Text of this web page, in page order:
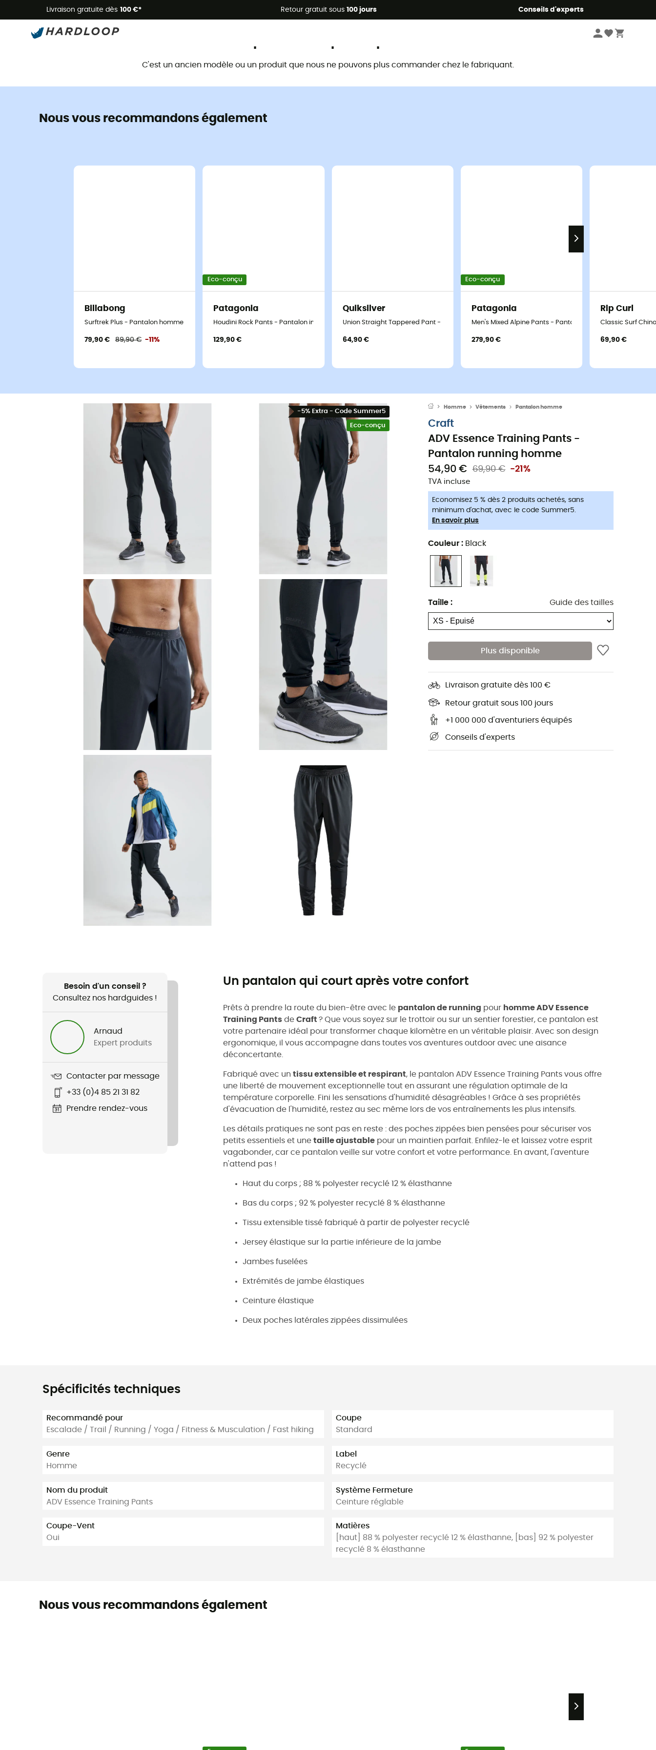
Livraison gratuite dès 100 €* Retour gratuit sous 100 jours Conseils d'experts
Promos d'été 🔥 -5 % EXTRA dès 2 produits* code Summer5
C'est un ancien modèle ou un produit que nous ne pouvons plus commander chez le fabriquant.
Nous vous recommandons également
Billabong
Surftrek Plus - Pantalon homme
79,90 € 89,90 € -11%
Eco-conçu
Patagonia
Houdini Rock Pants - Pantalon imperméable
129,90 €
Quiksilver
Union Straight Tappered Pant - Pantalon homme
64,90 €
Eco-conçu
Patagonia
Men's Mixed Alpine Pants - Pantalon alpinisme homme
279,90 €
Rip Curl
Classic Surf
69,90 €
-5% Extra - Code Summer5
Eco-conçu
Homme Vêtements Pantalon homme
Craft
ADV Essence Training Pants -
Pantalon running homme
54,90 €
69,90 € -21%
TVA incluse
Economisez 5 % dès 2 produits achetés, sans
minimum d'achat, avec le code Summer5.
En savoir plus
Couleur : Black
Taille : Guide des tailles
Plus disponible
Livraison gratuite dès 100 €
Retour gratuit sous 100 jours
+1 000 000 d'aventuriers équipés
Conseils d'experts
Besoin d'un conseil ?
Consultez nos hardguides !
Arnaud
Expert produits
Contacter par message
+33 (0)4 85 21 31 82
Prendre rendez-vous
Un pantalon qui court après votre confort
Prêts à prendre la route du bien-être avec le pantalon de running pour homme ADV Essence
Training Pants de Craft ? Que vous soyez sur le trottoir ou sur un sentier forestier, ce pantalon est
votre partenaire idéal pour transformer chaque kilomètre en un véritable plaisir. Avec son design
ergonomique, il vous accompagne dans toutes vos aventures outdoor avec une aisance
déconcertante.
Fabriqué avec un tissu extensible et respirant, le pantalon ADV Essence Training Pants vous offre
une liberté de mouvement exceptionnelle tout en assurant une régulation optimale de la
température corporelle. Fini les sensations d'humidité désagréables ! Grâce à ses propriétés
d'évacuation de l'humidité, restez au sec même lors de vos entraînements les plus intensifs.
Les détails pratiques ne sont pas en reste : des poches zippées bien pensées pour sécuriser vos
petits essentiels et une taille ajustable pour un maintien parfait. Enfilez-le et laissez votre esprit
vagabonder, car ce pantalon veille sur votre confort et votre performance. En avant, l'aventure
n'attend pas !
Haut du corps ; 88 % polyester recyclé 12 % élasthanne
Bas du corps ; 92 % polyester recyclé 8 % élasthanne
Tissu extensible tissé fabriqué à partir de polyester recyclé
Jersey élastique sur la partie inférieure de la jambe
Jambes fuselées
Extrémités de jambe élastiques
Ceinture élastique
Deux poches latérales zippées dissimulées
Spécificités techniques
Recommandé pour
Escalade / Trail / Running / Yoga / Fitness & Musculation / Fast hiking
Genre
Homme
Nom du produit
ADV Essence Training Pants
Coupe-Vent
Oui
Coupe
Standard
Label
Recyclé
Système Fermeture
Ceinture réglable
Matières
[haut] 88 % polyester recyclé 12 % élasthanne, [bas] 92 % polyester
recyclé 8 % élasthanne
Nous vous recommandons également